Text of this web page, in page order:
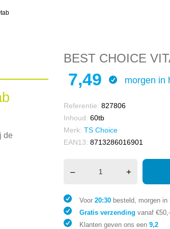
de
BEST CHOICE
7,49 morgen in
Referentie: 827806
Inhoud: 60tb
Merk: TS Choice
EAN13: 8713286016901
– +
Voor 20:30 besteld, morgen in
Gratis verzending vanaf €50,-
Klanten geven ons een 9,2